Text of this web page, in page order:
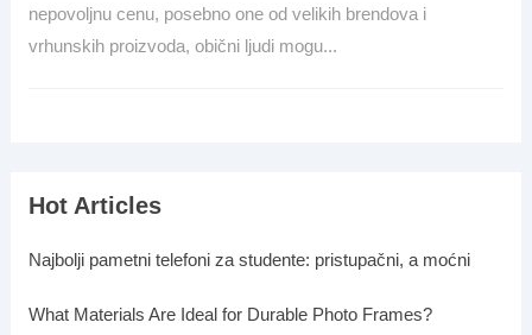
nepovoljnu cenu, posebno one od velikih brendova i
vrhunskih proizvoda, obični ljudi mogu...
Hot Articles
Najbolji pametni telefoni za studente: pristupačni, a moćni
What Materials Are Ideal for Durable Photo Frames?